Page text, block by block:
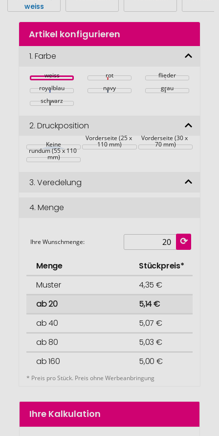
Zum
Anfang
Bildgalerie
Artikel konfigurieren
1. Farbe
weiss rot
flieder
royalblau
navy
grau
schwarz
2. Druckposition
Keine
Vorderseite (25 x
110 mm)
Vorderseite (30 x
70 mm)
rundum (55 x 110
mm)
3. Veredelung
4. Menge
Ihre Wunschmenge:
Menge
Stückpreis*
Muster
4,35 €
ab 20
5,14 €
ab 40
5,07 €
ab 80
5,03 €
ab 160
5,00 €
* Preis pro Stück. Preis ohne Werbeanbringung
Ihre Kalkulation